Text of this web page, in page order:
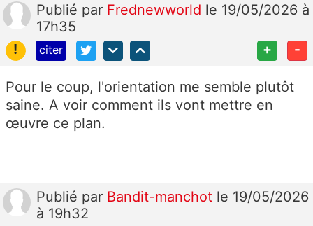
Publié par Frednewworld le 19/05/2026 à
17h35
!
citer + -
Pour le coup, l'orientation me semble plutôt
saine. A voir comment ils vont mettre en
œuvre ce plan.
Publié par Bandit-manchot le 19/05/2026
à 19h32